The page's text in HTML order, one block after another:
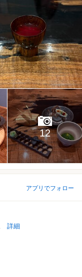
12
アプリでフォロー
詳細